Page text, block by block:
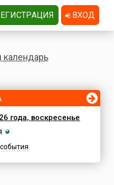
года, воскресенье
ВХОД